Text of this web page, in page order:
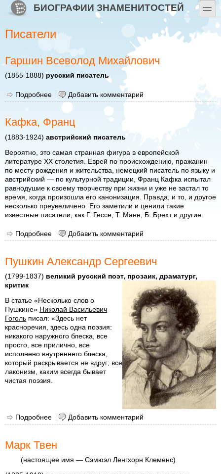
Перейти к основному содержанию
Skip to searchБИОГРАФИИ ЗНАМЕНИТОСТЕЙ toggle
Писатели
Гаршин Всеволод Михайлович
(1855-1888) русский писатель
Подробнее о Гаршин Всеволод Михайлович
Добавить комментарий
Кафка, Франц
(1883-1924) австрийский писатель
Вероятно, это самая странная фигура в европейской
литературе XX столетия. Еврей по происхождению, пражанин
по месту рождения и жительства, немецкий писатель по языку и
австрийский — по культурной традиции, Франц Кафка испытал
равнодушие к своему творчеству при жизни и уже не застал то
время, когда произошла его канонизация. Правда, и то, и другое
несколько преувеличено. Его заметили и ценили такие
известные писатели, как Г. Гессе, Т. Манн, Б. Брехт и другие.
Подробнее о Кафка, Франц
Добавить комментарий
Пушкин Александр Сергеевич
(1799-1837) великий русский поэт, прозаик, драматург,
критик
В статье «Несколько слов о
Пушкине» Николай Васильевич
Гоголь писал: «Здесь нет
красноречия, здесь одна поэзия:
никакого наружного блеска, все
просто, все прилично, все
исполнено внутреннего блеска,
который раскрывается не вдруг; все
лаконизм, каким всегда бывает
чистая поэзия.
Подробнее о Пушкин Александр Сергеевич
Добавить комментарий
Марк Твен
(настоящее имя — Сэмюэл Ленгхорн Клеменс)